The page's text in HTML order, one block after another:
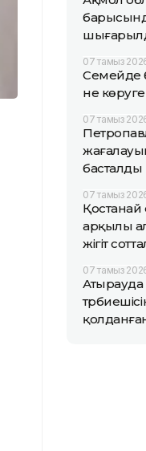
07 тамыз
Семейде
не
07 тамыз
басталды
07 тамыз
арқылы
жігіт
07 тамыз